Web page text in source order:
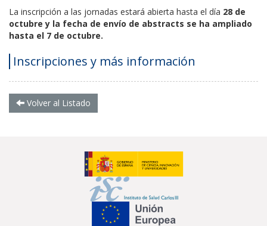
La inscripción a las jornadas estará abierta hasta el día 28 de
octubre y la fecha de envío de abstracts se ha ampliado
hasta el 7 de octubre.
Inscripciones y más información
Volver al Listado